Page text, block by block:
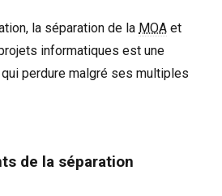
la séparation de la MOA et
informatiques est une
perdure malgré ses multiples
de la séparation